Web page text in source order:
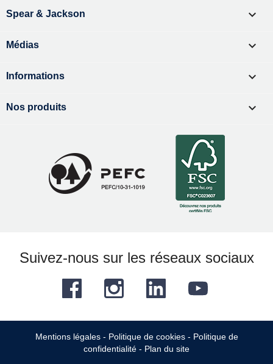
Spear & Jackson 
Médias 
Informations 
Nos produits 
Suivez-nous sur les réseaux sociaux
Facebook YouTube
Instagram LinkedIn
Mentions légales- Politique de cookies- Politique de
confidentialité - Plan du site